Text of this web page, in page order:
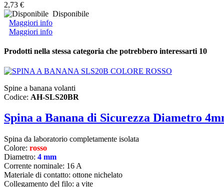
2,73 €
Disponibile
Maggiori info
Maggiori info
Prodotti nella stessa categoria che potrebbero interessarti 10
Spine a banana volanti
Codice: AH-SLS20BR
Spina a Banana di Sicurezza Diametro
Spina da laboratorio completamente isolata
Colore: rosso
Diametro: 4 mm
Corrente nominale: 16 A
Materiale di contatto: ottone nichelato
Collegamento del filo: a vite